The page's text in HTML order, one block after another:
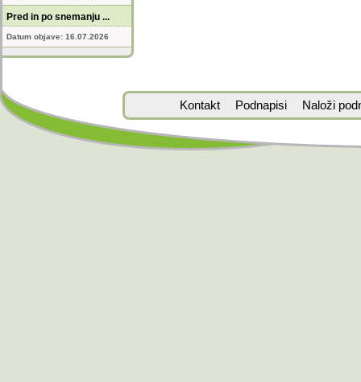
Pred in po snemanju ...
Datum objave: 16.07.2026
Kontakt Podnapisi Naloži